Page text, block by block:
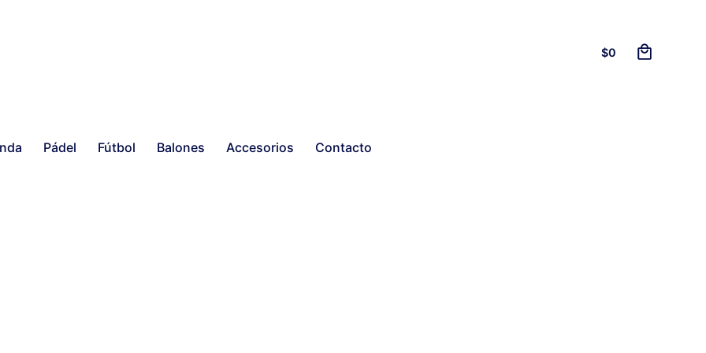
$0
Pádel Fútbol Balones Accesorios Contacto
Mostrando 1-4 de 4 resultados